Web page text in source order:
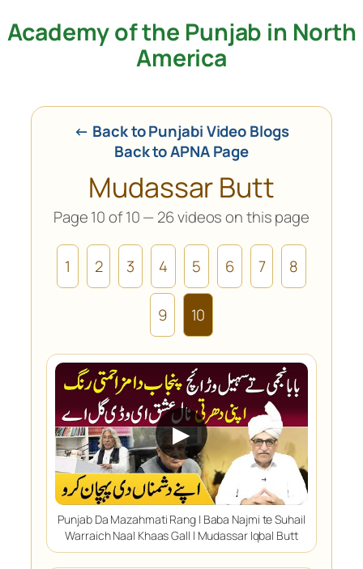
Skip
Academy of the Punjab in North
America
← Back to Punjabi Video Blogs
Back to APNA Page
Mudassar Butt
Page 10 of 10 — 26 videos on this page
1 2 3 4 5 6 7 8
9 10
▶
Punjab Da Mazahmati Rang | Baba Najmi te Suhail
Warraich Naal Khaas Gall l Mudassar Iqbal Butt